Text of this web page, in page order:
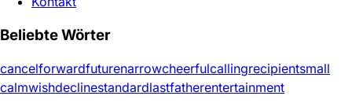
Beliebte Wörter
cancelforwardfuturenarrowcheerfulcallingrecipientsmall
calmwishdeclinestandardlastfatherentertainment